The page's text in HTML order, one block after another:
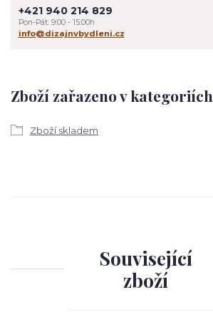
Zboží zařazeno v kategoriích
Zboží skladem
+421 940 214 829
Pon-Pát: 9:00 - 15:00h
info@dizajnvbydleni.cz
Související
zboží